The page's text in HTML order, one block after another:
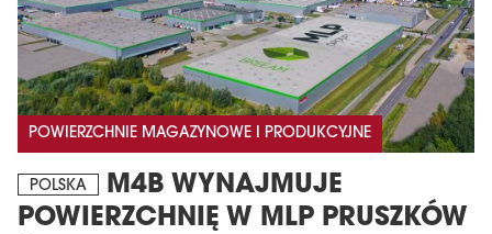
POWIERZCHNIE MAGAZYNOWE I PRODUKCYJNE
POLSKA
M4B WYNAJMUJE
POWIERZCHNIĘ W MLP PRUSZKÓW